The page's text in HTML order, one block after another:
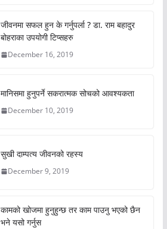
जीवनमा सफल हुन के गर्नुपर्ला ? डा. राम बहादुर
बोहराका उपयोगी टिप्सहरु
December 16, 2019
मानिसमा हुनुपर्ने सकरात्मक सोचको आवश्यकता
December 10, 2019
सुखी दाम्पत्य जीवनको रहस्य
December 9, 2019
कामको खोजमा हुनुहुन्छ तर काम पाउनु भएको छैन
भने यसो गर्नुस